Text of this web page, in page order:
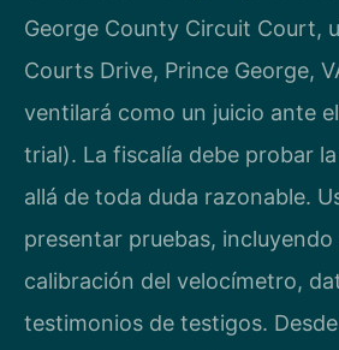
George County Circuit Court,
Courts Drive, Prince George,
ventilará como un juicio ante
trial). La fiscalía debe probar
allá de toda duda razonable.
presentar pruebas,
calibración del velocímetro,
testimonios de testigos.